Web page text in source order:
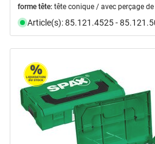
forme tête: tête conique / avec perçage
Article(s): 85.121.4525 -